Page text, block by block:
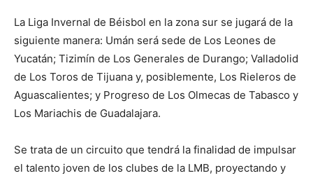
La Liga Invernal de Béisbol en la zona sur se jugará de la
siguiente manera: Umán será sede de Los Leones de
Yucatán; Tizimín de Los Generales de Durango; Valladolid
de Los Toros de Tijuana y, posiblemente, Los Rieleros de
Aguascalientes; y Progreso de Los Olmecas de Tabasco y
Los Mariachis de Guadalajara.
Se trata de un circuito que tendrá la finalidad de impulsar
el talento joven de los clubes de la LMB, proyectando y